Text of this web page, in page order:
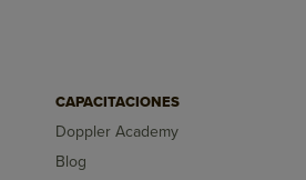
CAPACITACIONES
Doppler Academy
Blog